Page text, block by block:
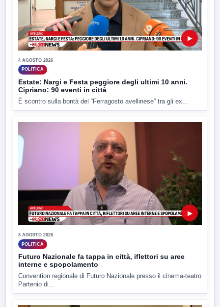
▶
4 AGOSTO 2026
POLITICA
Estate: Nargi e Festa peggiore degli ultimi 10 anni.
Cipriano: 90 eventi in città
È scontro sulla bontà del “Ferragosto avellinese” tra gli ex...
▶
3 AGOSTO 2026
POLITICA
Futuro Nazionale fa tappa in città, iflettori su aree
interne e spopolamento
Convention regionale di Futuro Nazionale presso il cinema-teatro
Partenio di...